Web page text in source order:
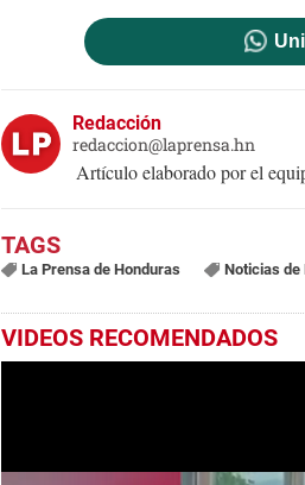
Redacción
redaccion@laprensa.hn
Artículo elaborado por el
La Prensa de Honduras Noticias de
VIDEOS RECOMENDADOS